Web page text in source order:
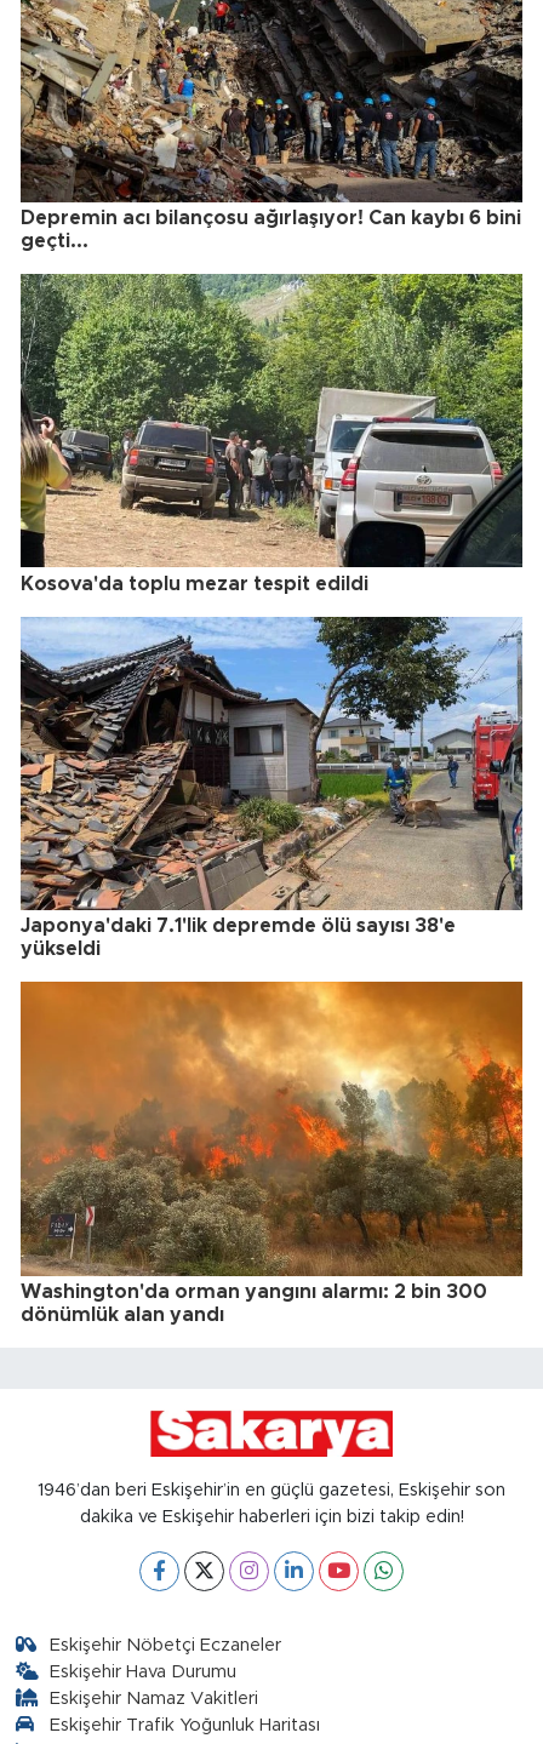
Depremin acı bilançosu ağırlaşıyor! Can kaybı 6 bini
geçti...
Kosova'da toplu mezar tespit edildi
Japonya'daki 7.1'lik depremde ölü sayısı 38'e
yükseldi
Washington'da orman yangını alarmı: 2 bin 300
dönümlük alan yandı
1946’dan beri Eskişehir’in en güçlü gazetesi, Eskişehir son
dakika ve Eskişehir haberleri için bizi takip edin!
Eskişehir Nöbetçi Eczaneler
Eskişehir Hava Durumu
Eskişehir Namaz Vakitleri
Eskişehir Trafik Yoğunluk Haritası